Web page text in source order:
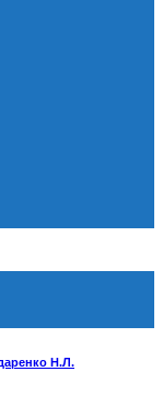
Н.Л.